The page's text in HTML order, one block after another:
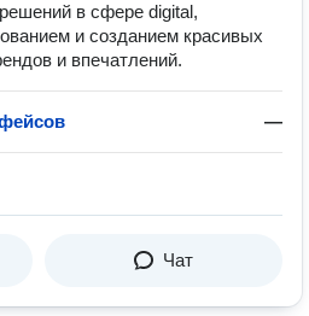
в сфере digital,
и созданием красивых
и впечатлений.
—
Чат